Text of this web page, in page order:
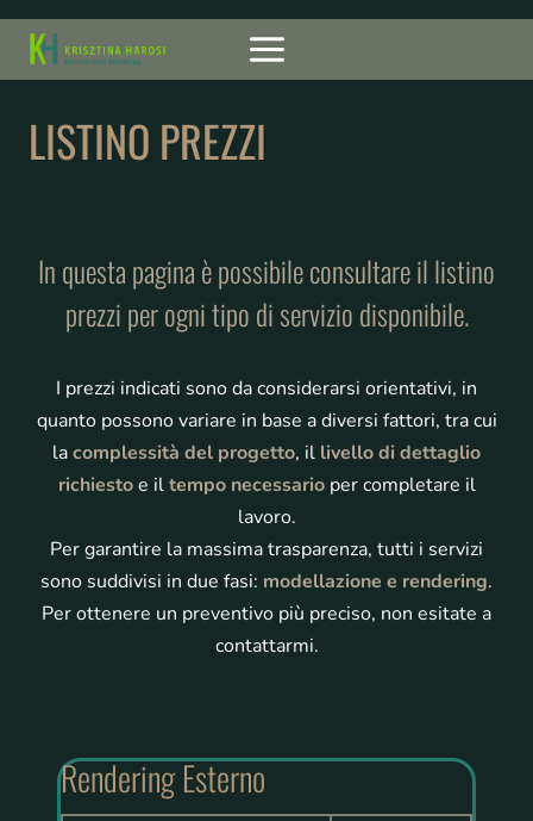
Salta
contenuto
LISTINO PREZZI
In questa pagina è possibile consultare il listino
prezzi per ogni tipo di servizio disponibile.
I prezzi indicati sono da considerarsi orientativi, in
quanto possono variare in base a diversi fattori, tra cui
lacomplessità del progetto, il livello di dettaglio
richiestoe iltempo necessarioper completare il
lavoro.
Per garantire la massima trasparenza, tutti i servizi
sono suddivisi in due fasi: modellazione e rendering.
Per ottenere un preventivo più preciso, non esitate a
contattarmi.
Rendering Esterno